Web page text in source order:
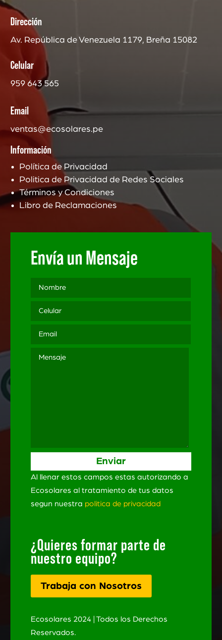
Dirección
Av. República de Venezuela 1179, Breña 15082
Celular
959 643 565
Email
ventas@ecosolares.pe
Información
Política de Privacidad
Politica de Privacidad de Redes Sociales
Términos y Condiciones
Libro de Reclamaciones
Envía un Mensaje
Al llenar estos campos estas autorizando a
Ecosolares al tratamiento de tus datos
segun nuestra politica de privacidad
¿Quieres formar parte de
nuestro equipo?
Trabaja con Nosotros
Ecosolares 2024 | Todos los Derechos
Reservados.